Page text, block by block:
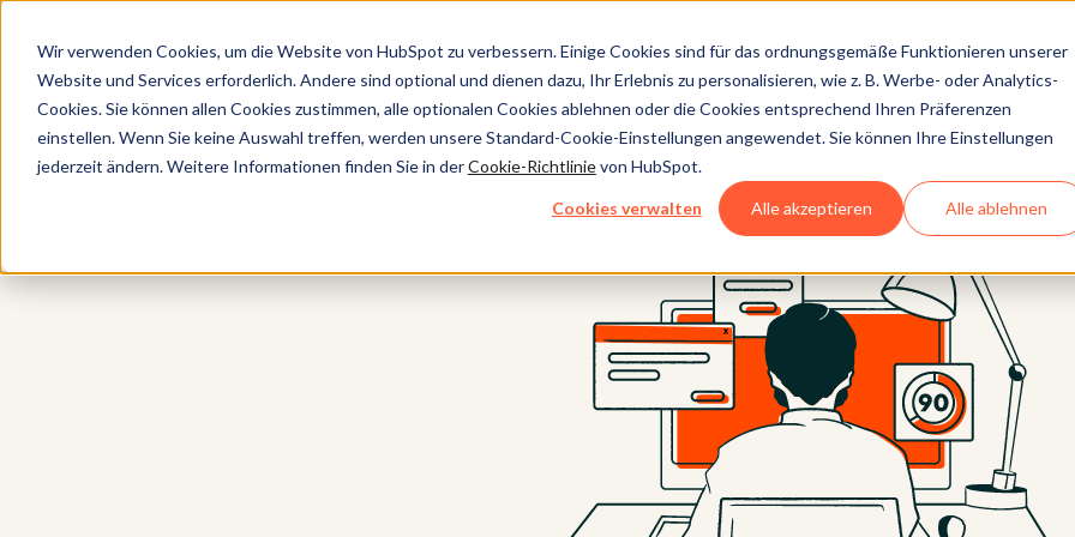
Wir verwenden Cookies, um die Website von HubSpot zu verbessern. Einige Cookies sind für das ordnungsgemäße Funktionieren unserer
Website und Services erforderlich. Andere sind optional und dienen dazu, Ihr Erlebnis zu personalisieren, wie z. B. Werbe- oder Analytics-
Cookies. Sie können allen Cookies zustimmen, alle optionalen Cookies ablehnen oder die Cookies entsprechend Ihren Präferenzen
einstellen. Wenn Sie keine Auswahl treffen, werden unsere Standard-Cookie-Einstellungen angewendet. Sie können Ihre Einstellungen
jederzeit ändern. Weitere Informationen finden Sie in derCookie-Richtlinievon HubSpot.
Cookies verwalten Alle akzeptieren Alle ablehnen
Content Hub